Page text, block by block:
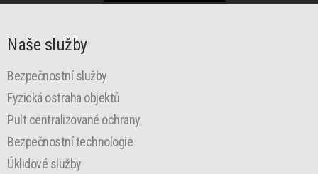
Naše služby
Bezpečnostní služby
Fyzická ostraha objektů
Pult centralizované ochrany
Bezpečnostní technologie
Úklidové služby